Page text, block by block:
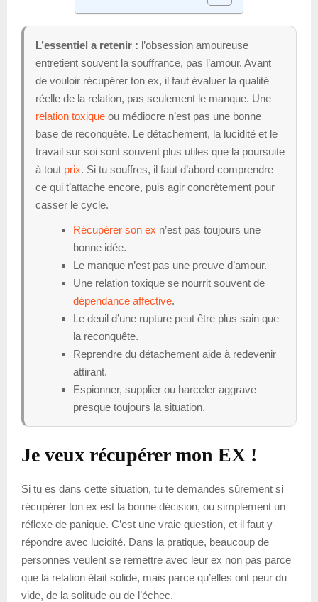
L’essentiel a retenir : l’obsession amoureuse
entretient souvent la souffrance, pas l’amour. Avant
de vouloir récupérer ton ex, il faut évaluer la qualité
réelle de la relation, pas seulement le manque. Une
relation toxique ou médiocre n’est pas une bonne
base de reconquête. Le détachement, la lucidité et le
travail sur soi sont souvent plus utiles que la poursuite
à tout prix. Si tu souffres, il faut d’abord comprendre
ce qui t’attache encore, puis agir concrètement pour
casser le cycle.
Récupérer son ex n’est pas toujours une
bonne idée.
Le manque n’est pas une preuve d’amour.
Une relation toxique se nourrit souvent de
dépendance affective.
Le deuil d’une rupture peut être plus sain que
la reconquête.
Reprendre du détachement aide à redevenir
attirant.
Espionner, supplier ou harceler aggrave
presque toujours la situation.
Je veux récupérer mon EX !
Si tu es dans cette situation, tu te demandes sûrement si
récupérer ton ex est la bonne décision, ou simplement un
réflexe de panique. C’est une vraie question, et il faut y
répondre avec lucidité. Dans la pratique, beaucoup de
personnes veulent se remettre avec leur ex non pas parce
que la relation était solide, mais parce qu’elles ont peur du
vide, de la solitude ou de l’échec.